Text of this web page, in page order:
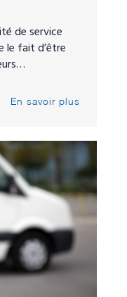
de service
le fait d’être
En savoir plus